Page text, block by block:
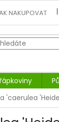
NAKUPOVAT
'caerulea